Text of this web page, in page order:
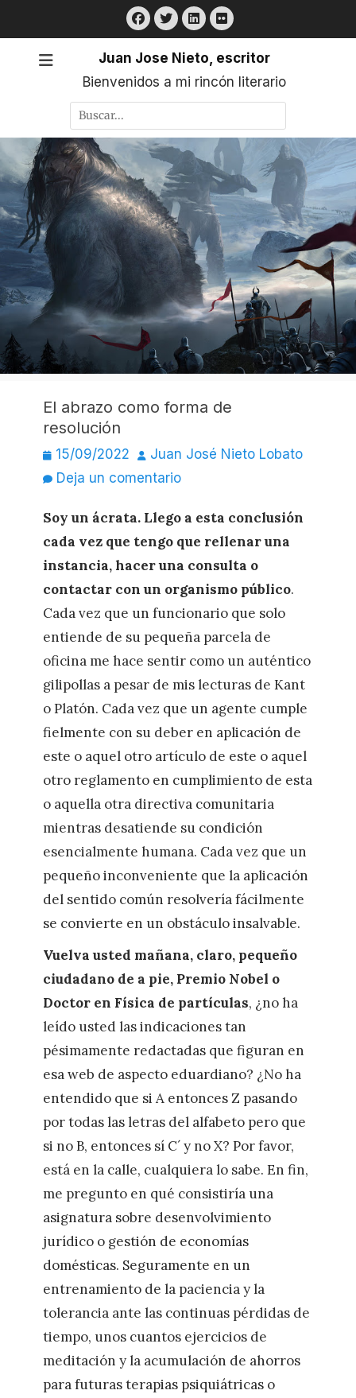
al
contenido
Facebook
Twitter
LinkedIn
Flickr
Juan Jose Nieto, escritor
Bienvenidos a mi rincón literario
Buscar
por:
El abrazo como forma de
resolución
Publicado
el
15/09/2022 Autor
Juan José Nieto Lobato
Deja un comentario
Soy un ácrata. Llego a esta conclusión
cada vez que tengo que rellenar una
instancia, hacer una consulta o
contactar con un organismo público.
Cada vez que un funcionario que solo
entiende de su pequeña parcela de
oficina me hace sentir como un auténtico
gilipollas a pesar de mis lecturas de Kant
o Platón. Cada vez que un agente cumple
fielmente con su deber en aplicación de
este o aquel otro artículo de este o aquel
otro reglamento en cumplimiento de esta
o aquella otra directiva comunitaria
mientras desatiende su condición
esencialmente humana. Cada vez que un
pequeño inconveniente que la aplicación
del sentido común resolvería fácilmente
se convierte en un obstáculo insalvable.
Vuelva usted mañana, claro, pequeño
ciudadano de a pie, Premio Nobel o
Doctor en Física de partículas, ¿no ha
leído usted las indicaciones tan
pésimamente redactadas que figuran en
esa web de aspecto eduardiano? ¿No ha
entendido que si A entonces Z pasando
por todas las letras del alfabeto pero que
si no B, entonces sí C´ y no X? Por favor,
está en la calle, cualquiera lo sabe. En fin,
me pregunto en qué consistiría una
asignatura sobre desenvolvimiento
jurídico o gestión de economías
domésticas. Seguramente en un
entrenamiento de la paciencia y la
tolerancia ante las continuas pérdidas de
tiempo, unos cuantos ejercicios de
meditación y la acumulación de ahorros
para futuras terapias psiquiátricas o